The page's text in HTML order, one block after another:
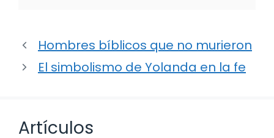
Hombres bíblicos que no murieron
El simbolismo de Yolanda en la fe
Artículos